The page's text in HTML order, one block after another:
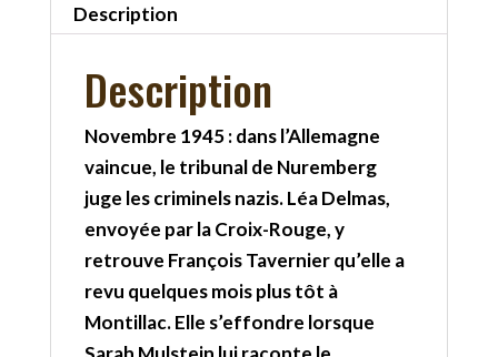
Description
Description
Novembre 1945 : dans l’Allemagne
vaincue, le tribunal de Nuremberg
juge les criminels nazis. Léa Delmas,
envoyée par la Croix-Rouge, y
retrouve François Tavernier qu’elle a
revu quelques mois plus tôt à
Montillac. Elle s’effondre lorsque